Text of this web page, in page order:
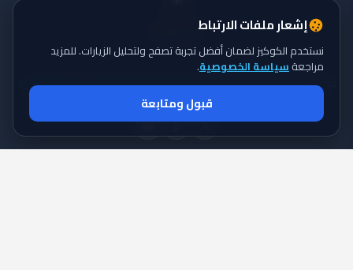
جميع الحقوق محفوظة ©تايجر الكورة: موقع يقدم أحدث أخبار الكورة
2026
إشعار ملفات الارتباط
نستخدم الكوكيز لضمان أفضل تجربة تصفح ولتحليل الزيارات. للمزيد
مراجعةسياسة الخصوصية.
قبول ومتابعة